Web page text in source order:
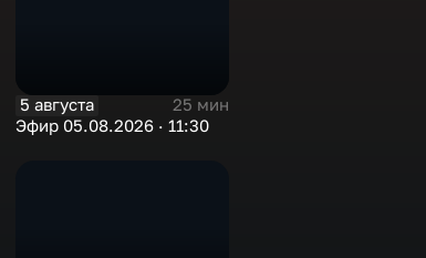
5 августа
25 мин
Эфир 05.08.2026 · 11:30